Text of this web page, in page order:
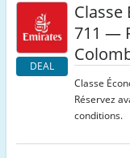
DEAL
Classe
711 —
Classe
Réservez
conditions.